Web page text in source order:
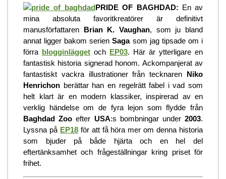
PRIDE OF BAGHDAD: En av
mina absoluta favoritkreatörer är definitivt
manusförfattaren Brian K. Vaughan, som ju bland
annat ligger bakom serienSagasom jag tipsade om i
förra blogginlägget och EP03. Här är ytterligare en
fantastisk historia signerad honom. Ackompanjerat av
fantastiskt vackra illustrationer från tecknaren Niko
Henrichon berättar han en regelrätt fabel i vad som
helt klart är en modern klassiker, inspirerad av en
verklig händelse om de fyra lejon som flydde från
Baghdad Zoo efter USA:s bombningar under2003.
Lyssna på EP18för att få höra mer om denna historia
som bjuder på både hjärta och en hel del
eftertänksamhet och frågeställningar kring priset för
frihet.